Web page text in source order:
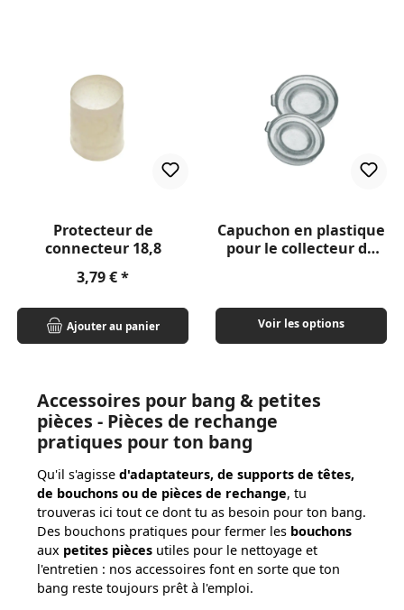
Protecteur de
connecteur 18,8
Prix régulier :
3,79 €
Ajouter au panier
Capuchon en plastique
pour le collecteur de
Voir les options
Accessoires pour bang & petites
pièces - Pièces de rechange
pratiques pour ton bang
Qu'il s'agisse d'adaptateurs, de supports de têtes,
de bouchons ou de pièces de rechange, tu
trouveras ici tout ce dont tu as besoin pour ton bang.
Des bouchons pratiques pour fermer les bouchons
aux petites pièces utiles pour le nettoyage et
l'entretien : nos accessoires font en sorte que ton
bang reste toujours prêt à l'emploi.